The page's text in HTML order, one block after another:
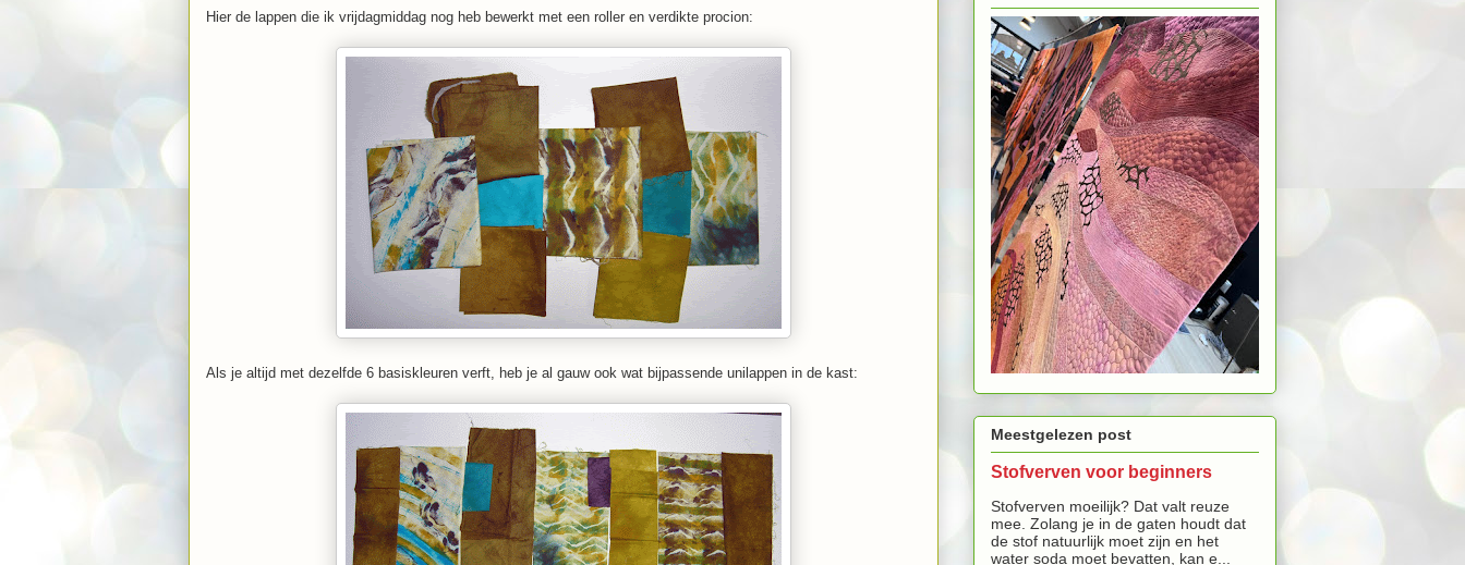
Hier de lappen die ik vrijdagmiddag nog heb bewerkt met een roller en verdikte procion:
Als je altijd met dezelfde 6 basiskleuren verft, heb je al gauw ook wat bijpassende unilappen in de kast:
Meestgelezen post
Stofverven voor beginners
Stofverven moeilijk? Dat valt reuze
mee. Zolang je in de gaten houdt dat
de stof natuurlijk moet zijn en het
water soda moet bevatten, kan e...